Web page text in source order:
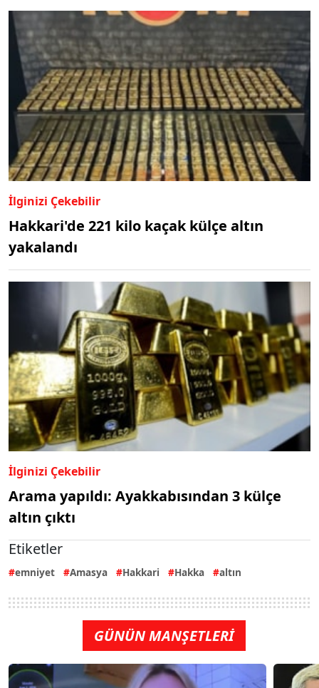
İlginizi Çekebilir
Hakkari'de 221 kilo kaçak külçe altın
yakalandı
İlginizi Çekebilir
Arama yapıldı: Ayakkabısından 3 külçe
altın çıktı
Etiketler
emniyet Amasya Hakkari Hakka altın
GÜNÜN MANŞETLERİ